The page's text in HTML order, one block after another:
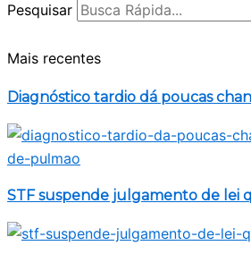
Pesquisar
Mais recentes
Diagnóstico tardio dá poucas
STF suspende julgamento de lei